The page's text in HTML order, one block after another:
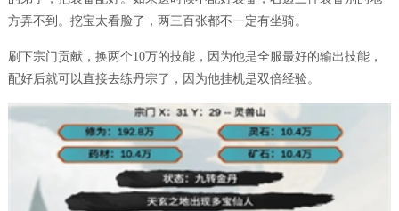
方弄不到。挖宝太看脸了，两三百张都不一定有坐骑。
刷下宗门贡献，换两个10万的技能，因为他是全服最好的输出技能，
配好后就可以直接去练丹宗了，因为他挂机是双倍经验。